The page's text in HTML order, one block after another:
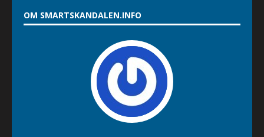
OM SMARTSKANDALEN.INFO